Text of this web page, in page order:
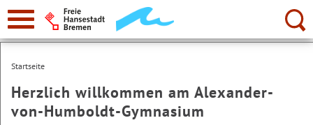
zur
Navigation
Suche:
Startseite
Herzlich willkommen am Alexander-
von-Humboldt-Gymnasium